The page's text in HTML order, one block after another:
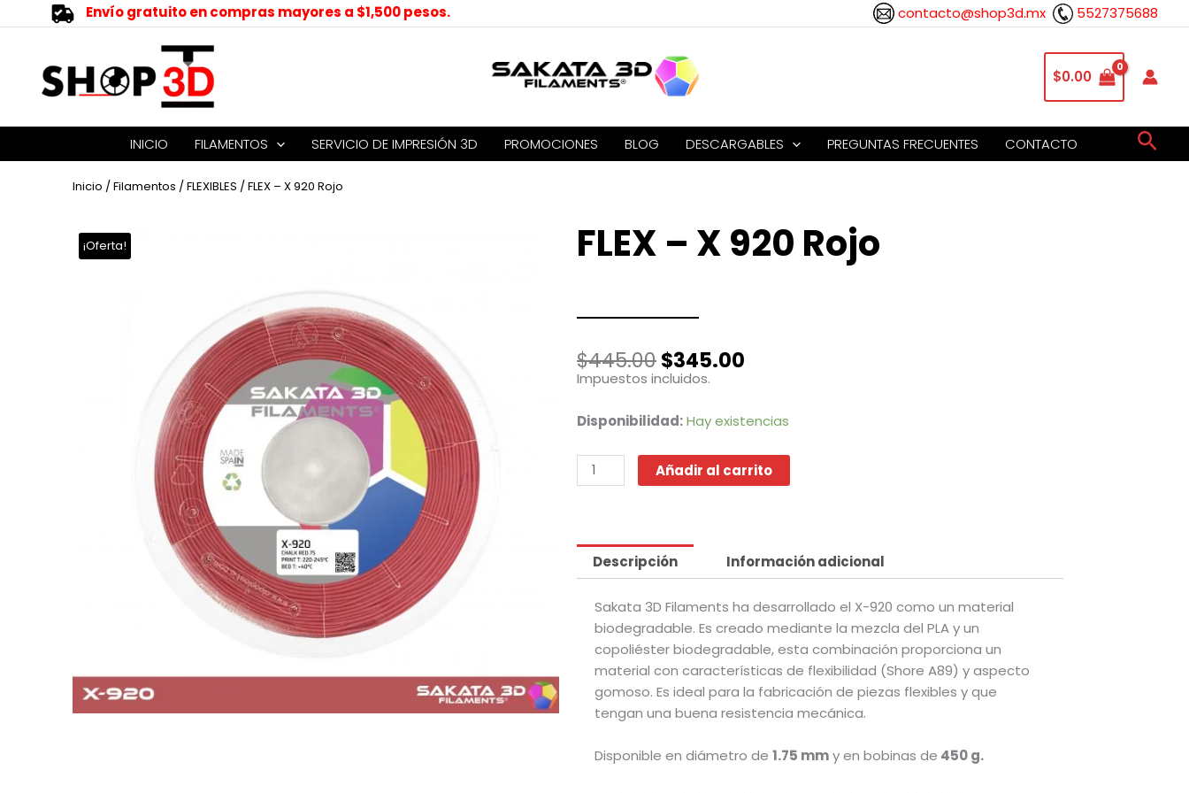
Envío gratuito en compras mayores a $1,500 pesos. contacto@shop3d.mx 5527375688
$0.00
INICIO FILAMENTOS SERVICIO DE IMPRESIÓN 3D PROMOCIONES BLOG DESCARGABLES PREGUNTAS FRECUENTES CONTACTO
Inicio /Filamentos /FLEXIBLES / FLEX – X 920 Rojo
¡Oferta! FLEX – X 920 Rojo
$445.00El
precio
era:
$345.00
es:
Impuestos incluidos.
Disponibilidad:Hay existencias
FLEX
X
920
Añadir al carrito
Descripción Información adicional
Sakata 3D Filaments ha desarrollado el X-920 como un material
biodegradable. Es creado mediante la mezcla del PLA y un
copoliéster biodegradable, esta combinación proporciona un
material con características de flexibilidad (Shore A89) y aspecto
gomoso. Es ideal para la fabricación de piezas flexibles y que
tengan una buena resistencia mecánica.
Disponible en diámetro de 1.75 mmy en bobinas de 450 g.